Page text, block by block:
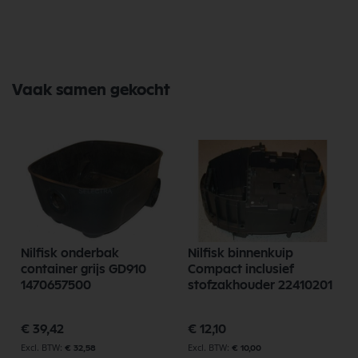
Vaak samen gekocht
Nilfisk onderbak
container grijs GD910
1470657500
€ 39,42
€ 32,58
Nilfisk binnenkuip
Compact inclusief
stofzakhouder 22410201
€ 12,10
€ 10,00